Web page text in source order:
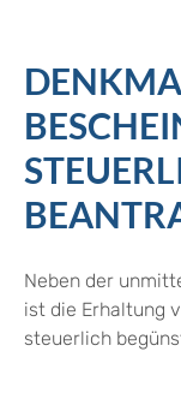
Neben der
ist die Erhaltung
steuerlich